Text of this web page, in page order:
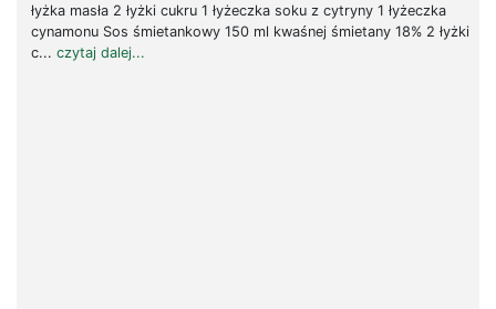
łyżka masła 2 łyżki cukru 1 łyżeczka soku z cytryny 1 łyżeczka
cynamonu Sos śmietankowy 150 ml kwaśnej śmietany 18% 2 łyżki
c... czytaj dalej...